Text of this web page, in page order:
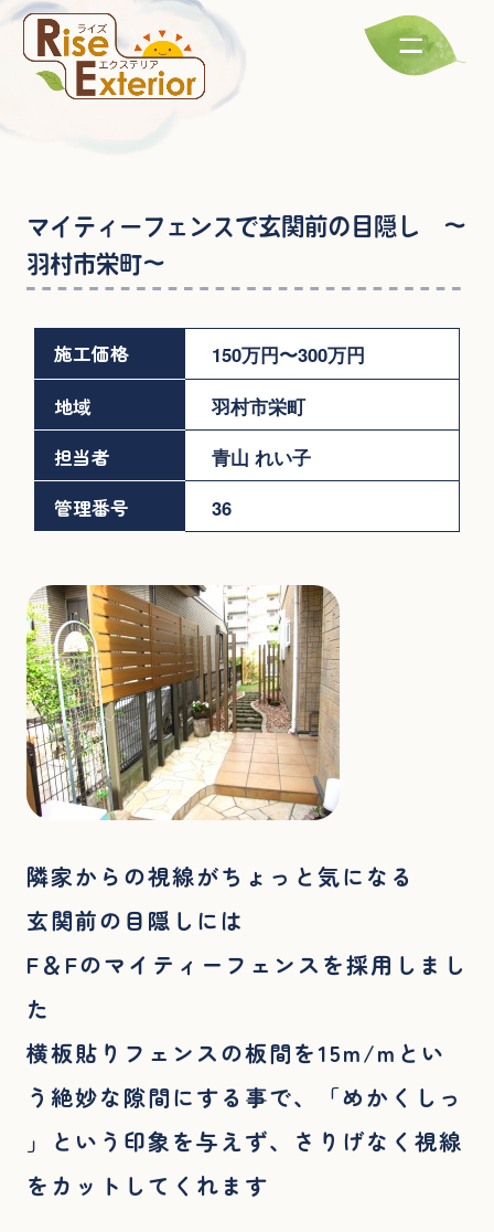
マイティーフェンスで玄関前の目隠し ～
羽村市栄町～
施工価格
150万円〜300万円
地域
羽村市栄町
担当者
青山 れい子
管理番号
36
隣家からの視線がちょっと気になる
玄関前の目隠しには
F＆Fのマイティーフェンスを採用しまし
た
横板貼りフェンスの板間を15m/mとい
う絶妙な隙間にする事で、「めかくしっ
」という印象を与えず、さりげなく視線
をカットしてくれます